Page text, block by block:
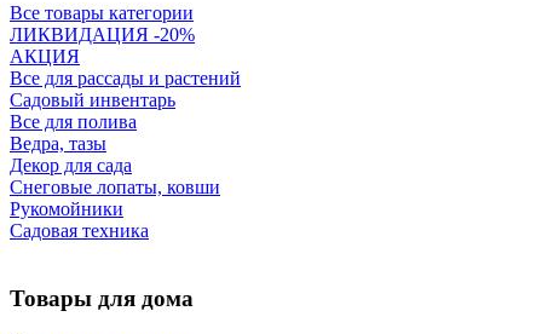
Все товары категории
ЛИКВИДАЦИЯ -20%
АКЦИЯ
Все для рассады и растений
Садовый инвентарь
Все для полива
Ведра, тазы
Декор для сада
Снеговые лопаты, ковши
Рукомойники
Садовая техника
Товары для дома